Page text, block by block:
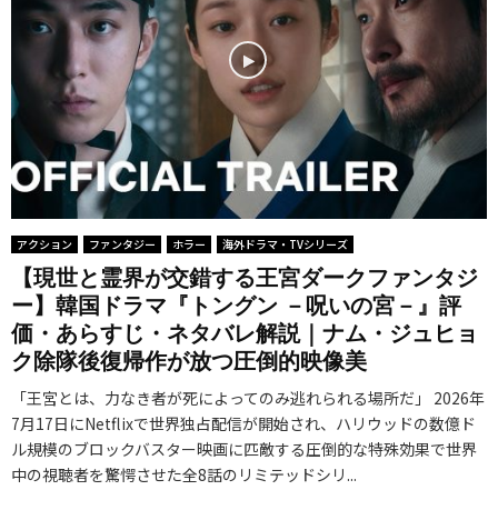
会
の
点
う
ク
ラ
イ
ム
ア
ク
ニ
『
俺
だ
け
ベ
ル
ア
ッ
プ
な
件
ス
少
女
の
猟
奇
的
学
園
ミ
ス
テ
リ
ー
】
米
ド
た
、
代
闇
と
子
供
た
ち
の
凄
惨
型
S
F
ア
ド
ベ
ン
チ
ャ
ー
】
米
ド
ラ
マ
アクション ファンタジー ホラー 海外ドラマ・TVシリーズ
【現世と霊界が交錯する王宮ダークファンタジ
ー】韓国ドラマ『トングン －呪いの宮－』評
価・あらすじ・ネタバレ解説｜ナム・ジュヒョ
ク除隊後復帰作が放つ圧倒的映像美
「王宮とは、力なき者が死によってのみ逃れられる場所だ」 2026年
7月17日にNetflixで世界独占配信が開始され、ハリウッドの数億ド
ル規模のブロックバスター映画に匹敵する圧倒的な特殊効果で世界
中の視聴者を驚愕させた全8話のリミテッドシリ...